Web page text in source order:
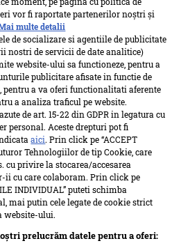
vor fi raportate partenerilor noștri și
multe detalii
de socializare si agentiile de publicitate
nostri de servicii de date analitice)
website-ului sa functioneze, pentru a
publicitare afisate in functie de
pentru a va oferi functionalitati aferente
a analiza traficul pe website.
de art. 15-22 din GDPR in legatura cu
personal. Aceste drepturi pot fi
aici. Prin click pe “ACCEPT
Tehnologiilor de tip Cookie, care
privire la stocarea/accesarea
ii cu care colaboram. Prin click pe
INDIVIDUAL” puteti schimba
mai putin cele legate de cookie strict
website-ului.
prelucrăm datele pentru a oferi: